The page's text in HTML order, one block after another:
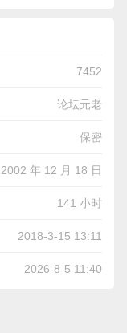
7452
论坛元老
保密
2002 年 12 月 18 日
141 小时
2018-3-15 13:11
2026-8-5 11:40